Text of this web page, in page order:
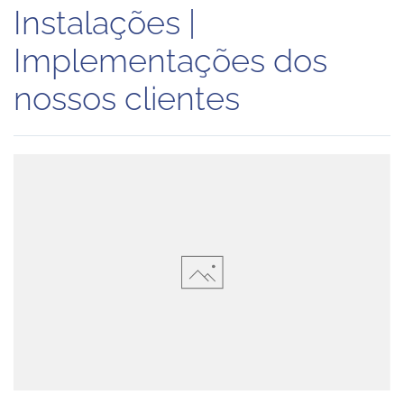
Instalações |
Implementações dos
nossos clientes